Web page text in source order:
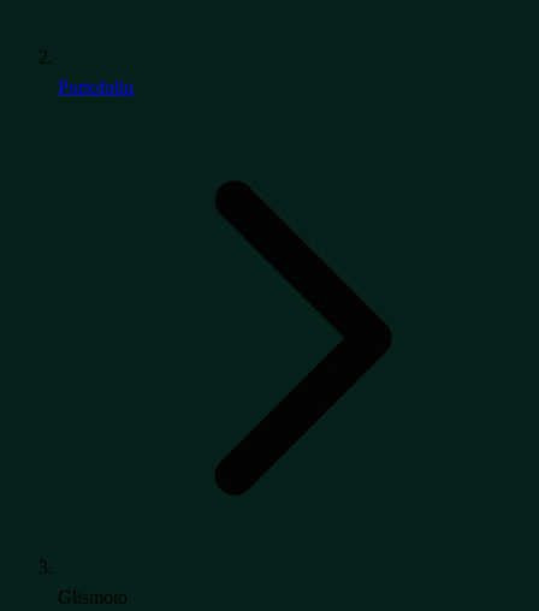
Portofoliu
Glismoto